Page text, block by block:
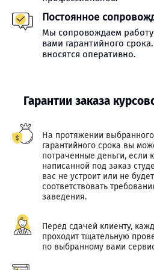
Постоянное
Мы сопровождаем
вами гарантийного
вносятся оперативно.
Гарантии заказа
На протяжении
гарантийного срока вы
потраченные деньги, если
написанной под заказ
вас не устроит или не будет
соответствовать
заведения.
Перед сдачей клиенту,
проходит тщательную
по выбранному вами